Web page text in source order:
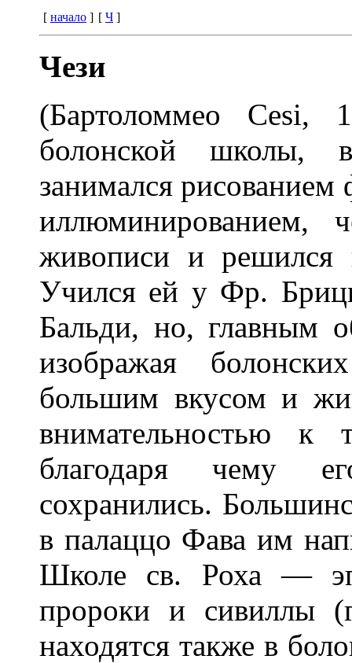
[ начало ] [ Ч ]
Чези
(Бартоломмео
болонской школы,
занимался
иллюминированием,
живописи и решился
Учился ей у Фр.
Бальди, но, главным
изображая
большим вкусом и
внимательностью к
благодаря чему
сохранились.
в палаццо Фава им
Школе св. Роха —
пророки и сивиллы
находятся также в